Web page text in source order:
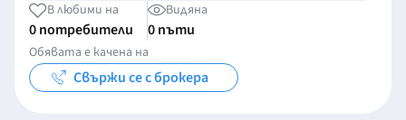
В любими на
0 потребители
Видяна
0 пъти
Обявата е качена на
Свържи се с брокера